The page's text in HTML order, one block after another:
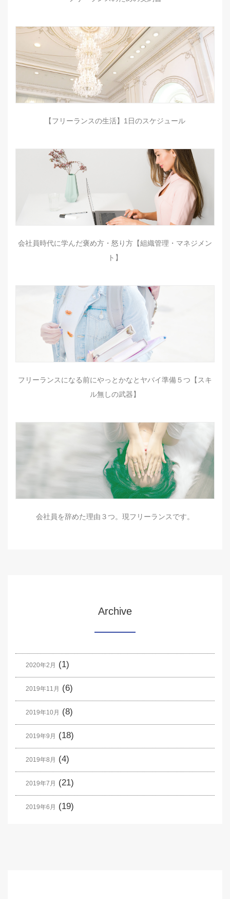
【フリーランスの生活】1日のスケジュール
会社員時代に学んだ褒め方・怒り方【組織管理・マネジメン
ト】
フリーランスになる前にやっとかなとヤバイ準備５つ【スキ
ル無しの武器】
会社員を辞めた理由３つ。現フリーランスです。
Archive
2020年2月 (1)
2019年11月 (6)
2019年10月 (8)
2019年9月 (18)
2019年8月 (4)
2019年7月 (21)
2019年6月 (19)